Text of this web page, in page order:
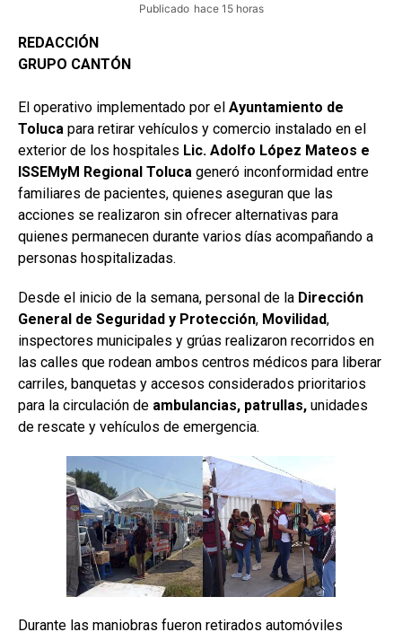
Publicado hace 15 horas
REDACCIÓN
GRUPO CANTÓN
El operativo implementado por el Ayuntamiento de
Toluca para retirar vehículos y comercio instalado en el
exterior de los hospitales Lic. Adolfo López Mateos e
ISSEMyM Regional Toluca generó inconformidad entre
familiares de pacientes, quienes aseguran que las
acciones se realizaron sin ofrecer alternativas para
quienes permanecen durante varios días acompañando a
personas hospitalizadas.
Desde el inicio de la semana, personal de la Dirección
General de Seguridad y Protección, Movilidad,
inspectores municipales y grúas realizaron recorridos en
las calles que rodean ambos centros médicos para liberar
carriles, banquetas y accesos considerados prioritarios
para la circulación de ambulancias, patrullas, unidades
de rescate y vehículos de emergencia.
Durante las maniobras fueron retirados automóviles